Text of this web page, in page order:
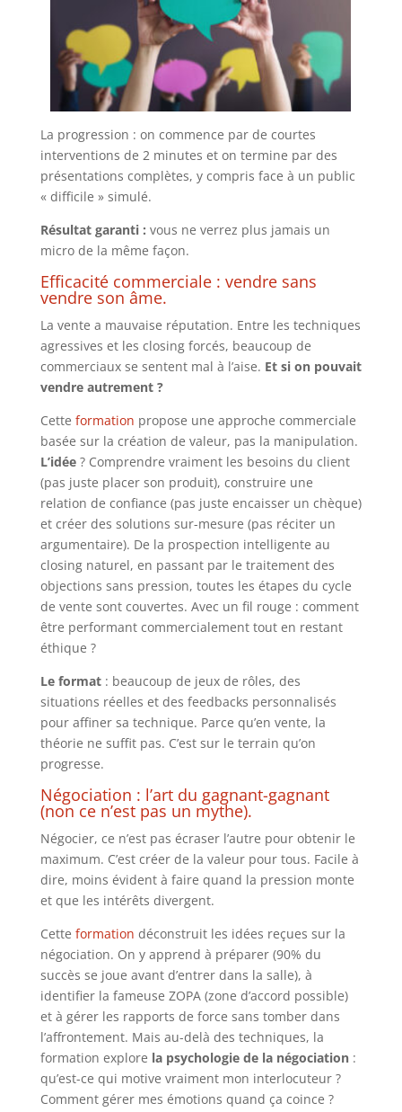
La progression : on commence par de courtes
interventions de 2 minutes et on termine par des
présentations complètes, y compris face à un public
« difficile » simulé.
Résultat garanti : vous ne verrez plus jamais un
micro de la même façon.
Efficacité commerciale : vendre sans
vendre son âme.
La vente a mauvaise réputation. Entre les techniques
agressives et les closing forcés, beaucoup de
commerciaux se sentent mal à l’aise. Et si on pouvait
vendre autrement ?
Cette formation propose une approche commerciale
basée sur la création de valeur, pas la manipulation.
L’idée? Comprendre vraiment les besoins du client
(pas juste placer son produit), construire une
relation de confiance (pas juste encaisser un chèque)
et créer des solutions sur-mesure (pas réciter un
argumentaire). De la prospection intelligente au
closing naturel, en passant par le traitement des
objections sans pression, toutes les étapes du cycle
de vente sont couvertes. Avec un fil rouge : comment
être performant commercialement tout en restant
éthique ?
Le format: beaucoup de jeux de rôles, des
situations réelles et des feedbacks personnalisés
pour affiner sa technique. Parce qu’en vente, la
théorie ne suffit pas. C’est sur le terrain qu’on
progresse.
Négociation : l’art du gagnant-gagnant
(non ce n’est pas un mythe).
Négocier, ce n’est pas écraser l’autre pour obtenir le
maximum. C’est créer de la valeur pour tous. Facile à
dire, moins évident à faire quand la pression monte
et que les intérêts divergent.
Cette formation déconstruit les idées reçues sur la
négociation. On y apprend à préparer (90% du
succès se joue avant d’entrer dans la salle), à
identifier la fameuse ZOPA (zone d’accord possible)
et à gérer les rapports de force sans tomber dans
l’affrontement. Mais au-delà des techniques, la
formation explore la psychologie de la négociation:
qu’est-ce qui motive vraiment mon interlocuteur ?
Comment gérer mes émotions quand ça coince ?